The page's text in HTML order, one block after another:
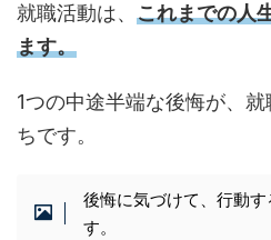
就職活動は、 これまでの人
ます。
1つの中途半端な後悔が、
ちです。
後悔に気づけて、行動
す。